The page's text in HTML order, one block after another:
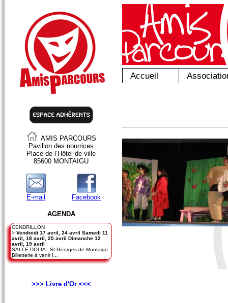
Accueil
AMIS PARCOURS
Pavillon des nourrices
Place de l’Hôtel de ville
85600 MONTAIGU
E-mail Facebook
AGENDA
CENDRILLON
> Vendredi 17 avril, 24 avril Samedi 11
avril, 18 avril, 25 avril Dimanche 12
avril, 19 avril :
SALLE DOLIA - St Georges de Montaigu
Billetterie à venir !...
>>> Livre d'Or <<<